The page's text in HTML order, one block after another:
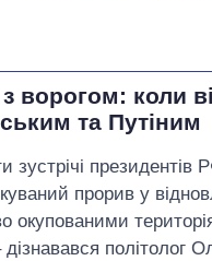
з ворогом: коли
та Путіним
зустрічі
прорив у
окупованими
політолог